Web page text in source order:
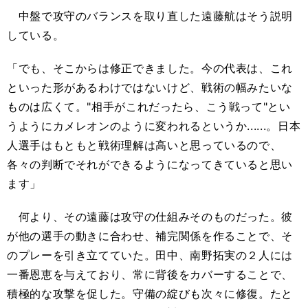
中盤で攻守のバランスを取り直した遠藤航はそう説明
している。
「でも、そこからは修正できました。今の代表は、これ
といった形があるわけではないけど、戦術の幅みたいな
ものは広くて。"相手がこれだったら、こう戦って"とい
うようにカメレオンのように変われるというか......。日本
人選手はもともと戦術理解は高いと思っているので、
各々の判断でそれができるようになってきていると思い
ます」
何より、その遠藤は攻守の仕組みそのものだった。彼
が他の選手の動きに合わせ、補完関係を作ることで、そ
のプレーを引き立てていた。田中、南野拓実の２人には
一番恩恵を与えており、常に背後をカバーすることで、
積極的な攻撃を促した。守備の綻びも次々に修復。たと